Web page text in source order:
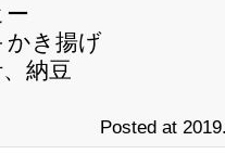
ー
かき揚げ
納豆
Posted at